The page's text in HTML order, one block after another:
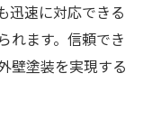
迅速に対応できる
れます。信頼でき
壁塗装を実現する